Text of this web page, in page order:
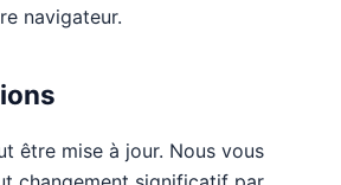
navigateur.
être mise à jour. Nous vous